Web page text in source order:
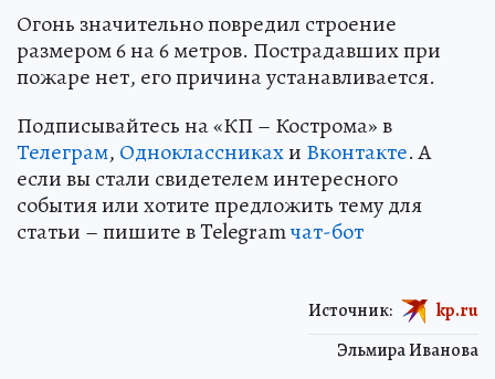
Огонь значительно повредил строение
размером 6 на 6 метров. Пострадавших при
пожаре нет, его причина устанавливается.
Подписывайтесь на «КП – Кострома» в
Телеграм, Одноклассникахи Вконтакте. А
если вы стали свидетелем интересного
события или хотите предложить тему для
статьи – пишите в Telegramчат-бот
Эльмира Иванова
Источник: kp.ru